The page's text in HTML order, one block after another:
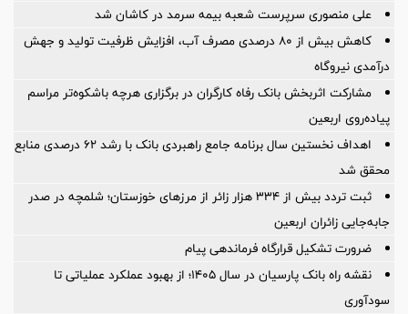
علی منصوری سرپرست شعبه بیمه سرمد در کاشان شد
کاهش بیش از ۸۰ درصدی مصرف آب، افزایش ظرفیت تولید و جهش
درآمدی نیروگاه
مشارکت اثربخش بانک رفاه کارگران در برگزاری هرچه باشکوه‌تر مراسم
پیاده‌روی اربعین
اهداف نخستین سال برنامه جامع راهبردی بانک با رشد ۶۲ درصدی منابع
محقق شد
ثبت تردد بیش از ۳۳۴ هزار زائر از مرزهای خوزستان؛ شلمچه در صدر
جابه‌جایی زائران اربعین
ضرورت تشكیل قرارگاه فرماندهی پیام
نقشه راه بانک پارسیان در سال ۱۴۰۵؛ از بهبود عملکرد عملیاتی تا
سودآوری